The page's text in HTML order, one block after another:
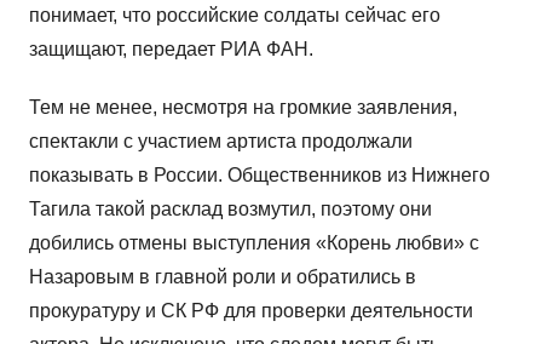
понимает, что российские солдаты сейчас его
защищают, передает РИА ФАН.
Тем не менее, несмотря на громкие заявления,
спектакли с участием артиста продолжали
показывать в России. Общественников из Нижнего
Тагила такой расклад возмутил, поэтому они
добились отмены выступления «Корень любви» с
Назаровым в главной роли и обратились в
прокуратуру и СК РФ для проверки деятельности